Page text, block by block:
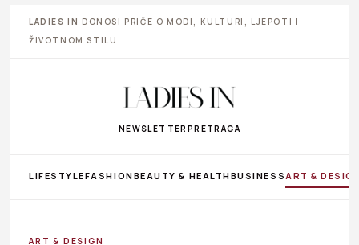
LADIES IN DONOSI PRIČE O MODI, KULTURI, LJEPOTI I
ŽIVOTNOM STILU
NEWSLETTER PRETRAGA
LIFESTYLEFASHIONBEAUTY & HEALTHBUSINESS ART &
ART & DESIGN